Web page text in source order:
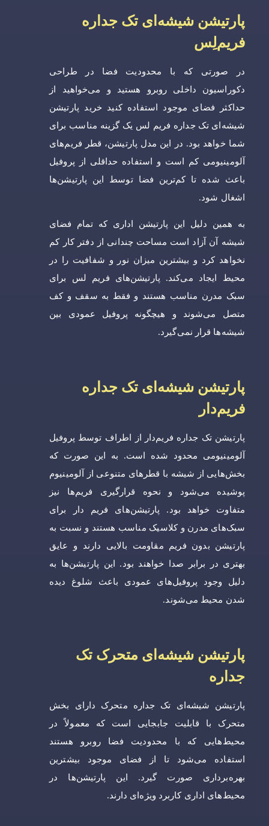
پارتیشن شیشه‌ای تک جداره
فریم‌لِس
در صورتی که با محدودیت فضا در طراحی
دکوراسیون داخلی روبرو هستید و می‌خواهید از
حداکثر فضای موجود استفاده کنید خرید پارتیشن
شیشه‌ای تک جداره فریم لس یک گزینه مناسب برای
شما خواهد بود. در این مدل پارتیشن‌، قطر فریم‌های
آلومینیومی کم است و استفاده حداقلی از پروفیل
باعث شده تا کم‌ترین فضا توسط این پارتیشن‌ها
اشغال شود.
به همین دلیل این پارتیشن اداری که تمام فضای
شیشه آن آزاد است مساحت چندانی از دفتر کار کم
نخواهد کرد و بیشترین میزان نور و شفافیت را در
محیط ایجاد می‌کند. پارتیشن‌های فریم لس برای
سبک مدرن مناسب هستند و فقط به سقف و کف
متصل می‌شوند و هیچگونه پروفیل عمودی بین
شیشه‌ها قرار نمی‌گیرد.
پارتیشن شیشه‌ای تک جداره
فریم‌دار
پارتیشن تک جداره فریم‌دار از اطراف توسط پروفیل
آلومینیومی محدود شده است. به این صورت که
بخش‌هایی از شیشه با قطرهای متنوعی از آلومینیوم
پوشیده می‌شود و نحوه قرارگیری فریم‌ها نیز
متفاوت خواهد بود. پارتیشن‌های فریم‌ دار برای
سبک‌های مدرن و کلاسیک مناسب هستند و نسبت به
پارتیشن بدون فریم مقاومت بالایی دارند و عایق
بهتری در برابر صدا خواهند بود. این پارتیشن‌ها به
دلیل وجود پروفیل‌های عمودی باعث شلوغ دیده
شدن محیط می‌شوند.
پارتیشن شیشه‌ای متحرک تک
جداره
پارتیشن شیشه‌ای تک جداره متحرک دارای بخش
متحرک با قابلیت جابجایی است که معمولاً در
محیط‌هایی که با محدودیت فضا روبرو هستند
استفاده می‌شود تا از فضای موجود بیشترین
بهره‌برداری صورت گیرد. این پارتیشن‌ها در
محیط‌های اداری کاربرد ویژه‌ای دارند.